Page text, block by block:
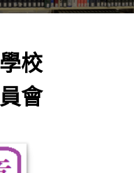
校
會